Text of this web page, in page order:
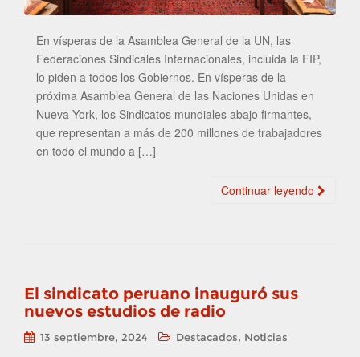
En vísperas de la Asamblea General de la UN, las
Federaciones Sindicales Internacionales, incluida la FIP,
lo piden a todos los Gobiernos. En vísperas de la
próxima Asamblea General de las Naciones Unidas en
Nueva York, los Sindicatos mundiales abajo firmantes,
que representan a más de 200 millones de trabajadores
en todo el mundo a […]
Continuar leyendo
El sindicato peruano inauguró sus
nuevos estudios de radio
13 septiembre, 2024 Destacados, Noticias